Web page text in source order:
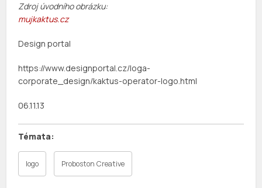
Zdroj úvodního obrázku:
mujkaktus.cz
Design portal
https://www.designportal.cz/loga-
corporate_design/kaktus-operator-logo.html
06.11.13
logo Proboston Creative